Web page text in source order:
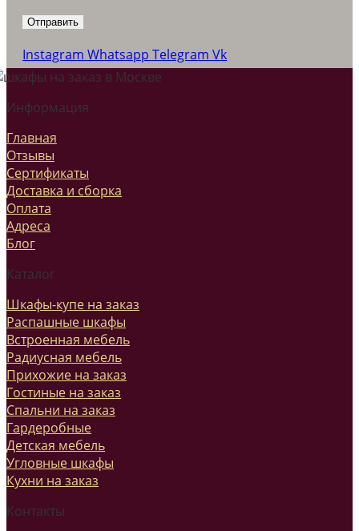
Instagram Whatsapp Telegram Vk
Информация
Главная
Отзывы
Сертификаты
Доставка и сборка
Оплата
Адреса
Блог
Каталог
Шкафы-купе на заказ
Распашные шкафы
Встроенная мебель
Радиусная мебель
Прихожие на заказ
Гостиные на заказ
Спальни на заказ
Гардеробные
Детская мебель
Угловные шкафы
Кухни на заказ
Контакты